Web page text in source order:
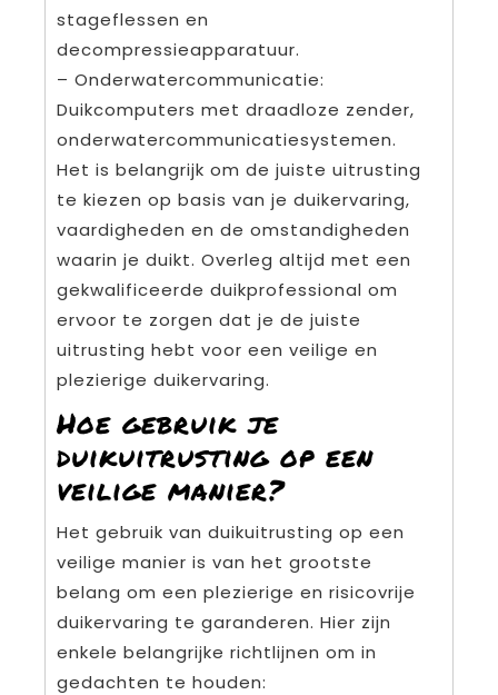
stageflessen en
decompressieapparatuur.
– Onderwatercommunicatie:
Duikcomputers met draadloze zender,
onderwatercommunicatiesystemen.
Het is belangrijk om de juiste uitrusting
te kiezen op basis van je duikervaring,
vaardigheden en de omstandigheden
waarin je duikt. Overleg altijd met een
gekwalificeerde duikprofessional om
ervoor te zorgen dat je de juiste
uitrusting hebt voor een veilige en
plezierige duikervaring.
Hoe gebruik je
duikuitrusting op een
veilige manier?
Het gebruik van duikuitrusting op een
veilige manier is van het grootste
belang om een plezierige en risicovrije
duikervaring te garanderen. Hier zijn
enkele belangrijke richtlijnen om in
gedachten te houden: